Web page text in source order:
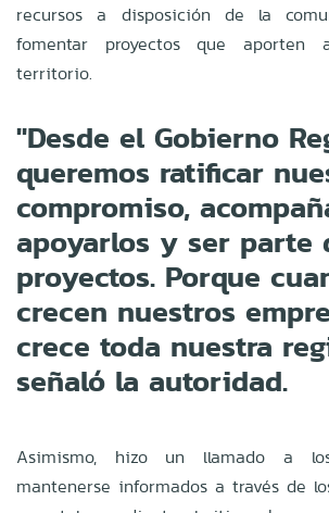
recursos a disposición de la
fomentar proyectos que aporten
territorio.
"Desde el Gobierno
queremos ratificar
compromiso,
apoyarlos y ser parte
proyectos. Porque
crecen nuestros
crece toda nuestra
señaló la autoridad.
Asimismo, hizo un llamado a
mantenerse informados a través de